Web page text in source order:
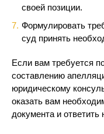
своей позиции.
Формулировать
суд принять
Если вам требуется
составлению
юридическому
оказать вам
документа и